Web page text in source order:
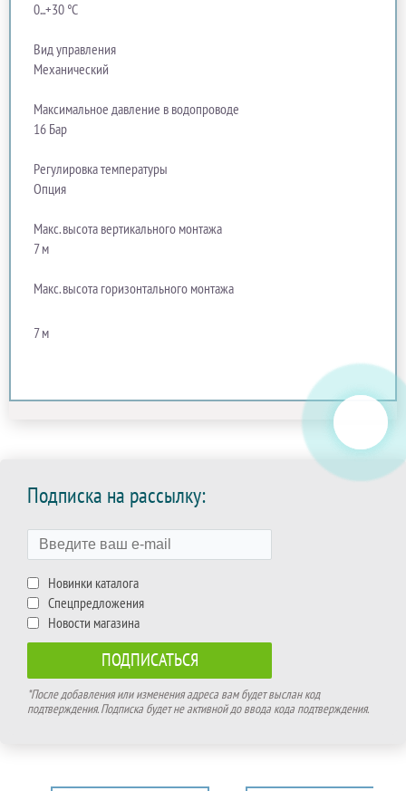
0...+30 °C
Вид управления
Механический
Максимальное давление в водопроводе
16 Бар
Регулировка температуры
Опция
Макс. высота вертикального монтажа
7 м
Макс. высота горизонтального монтажа
7 м
Подписка на рассылку:
Новинки каталога
Спецпредложения
Новости магазина
*После добавления или изменения адреса вам будет выслан код
подтверждения. Подписка будет не активной до ввода кода подтверждения.